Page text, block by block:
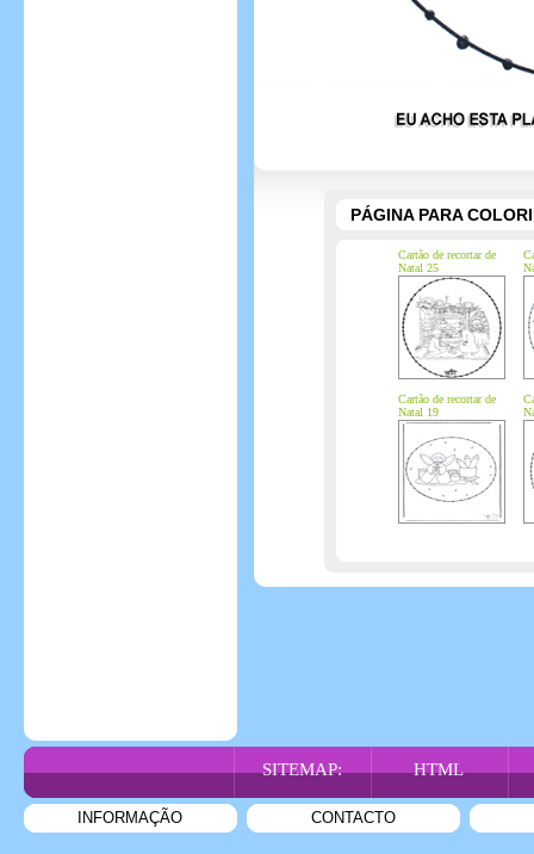
PÁGINA PARA
Cartão de recortar de
Natal 25
Cartão de recortar de
Natal 19
SITEMAP: HTML
INFORMAÇÃO CONTACTO